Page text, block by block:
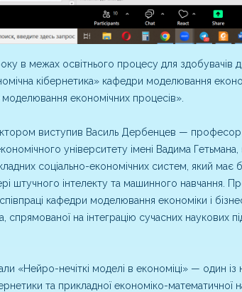
в межах освітнього процесу для здобувачів
кібернетика» кафедри моделювання
економічних процесів».
виступив Василь Дербенцев — професор
університету імені Вадима
соціально-економічних систем, який має
штучного інтелекту та машинного навчання.
співпраці кафедри моделювання економіки і
спрямованої на інтеграцію сучасних наукових
«Нейро-нечіткі моделі в економіці» — один
та прикладної економіко-математичної